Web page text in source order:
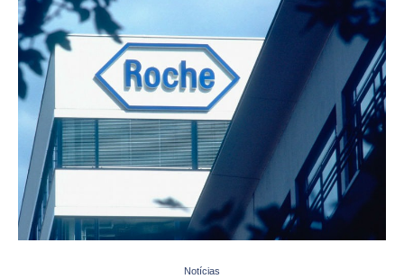
Notícias